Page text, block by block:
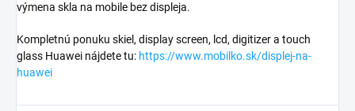
výmena skla na mobile bez displeja.
Kompletnú ponuku skiel, display screen, lcd, digitizer a touch
glass Huawei nájdete tu: https://www.mobilko.sk/displej-na-
huawei